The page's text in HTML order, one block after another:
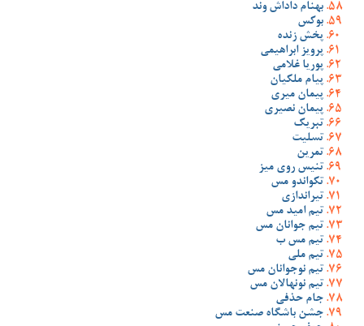
بهنام داداش وند
بوکس
پخش زنده
پرویز ابراهیمی
پوریا غلامی
پیام ملکیان
پیمان میری
پیمان نصیری
تبریک
تسلیت
تمرین
تنیس روی میز
تکواندو مس
تیراندازی
تیم امید مس
تیم جوانان مس
تیم مس ب
تیم ملی
تیم نوجوانان مس
تیم نونهالان مس
جام حذفی
جشن باشگاه صنعت مس